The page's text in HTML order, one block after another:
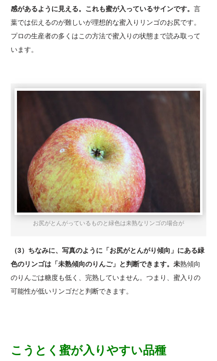
感があるように見える。これも蜜が入っているサインです。言
葉では伝えるのが難しいが理想的な蜜入りリンゴのお尻です。
プロの生産者の多くはこの方法で蜜入りの状態まで読み取って
います。
お尻がとんがっているものと緑色は未熟なリンゴの場合が
（3）ちなみに、写真のように「お尻がとんがり傾向」にある緑
色のリンゴは「未熟傾向のりんご」と判断できます。未熟傾向
のりんごは糖度も低く、完熟していません。つまり、蜜入りの
可能性が低いリンゴだと判断できます。
こうとく蜜が入りやすい品種